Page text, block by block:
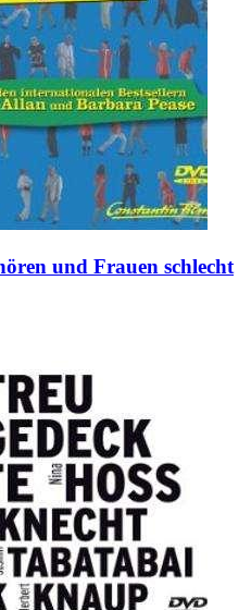
und Frauen schlecht